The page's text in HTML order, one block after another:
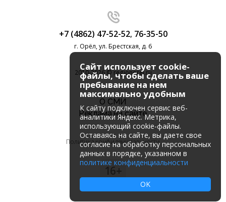
+7 (4862) 47-52-52, 76-35-50
г. Орёл, ул. Брестская, д. 6
2010-2026 © regionorel.ru
О СМИ
Реклама на сайте
Политика конфиденциальности
16+
Сайт использует cookie-
файлы, чтобы сделать ваше
пребывание на нем
максимально удобным
К cайту подключен сервис веб-
аналитики Яндекс. Метрика,
использующий cookie-файлы.
Оставаясь на сайте, вы даете свое
согласие на обработку персональных
данных в порядке, указанном в
политике конфиденциальности
OK